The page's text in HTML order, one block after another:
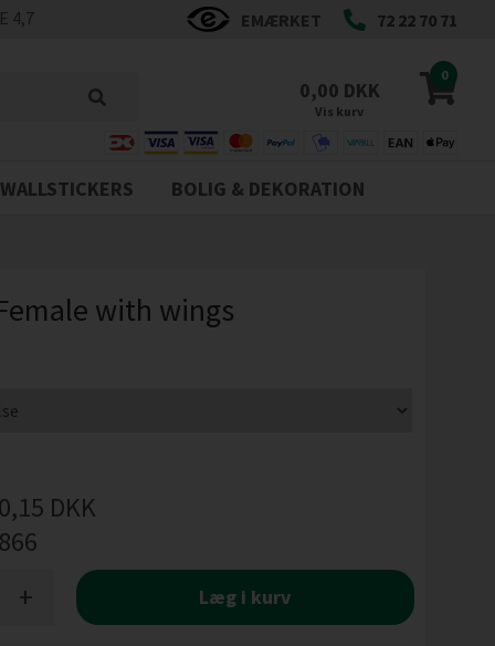
4,7 EMÆRKET 72 22 70 71
0
0,00 DKK
Vis kurv
WALLSTICKERS BOLIG & DEKORATION
with wings
DKK
+ Læg i kurv